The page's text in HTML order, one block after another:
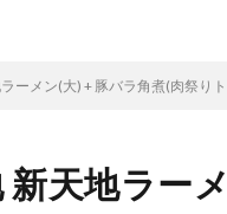
ーメン(大) + 豚バラ角煮(肉祭り
天地ラー